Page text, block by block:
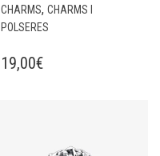
CHARMS, CHARMS I
POLSERES
19,00€